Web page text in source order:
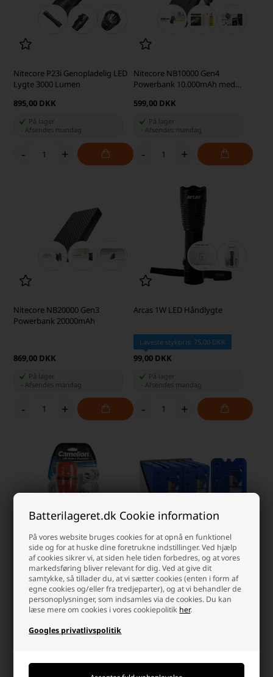
Batterilageret.dk Cookie information
På vores website bruges cookies for at opnå en funktionel
side og for at huske dine foretrukne indstillinger. Ved hjælp
af cookies sikrer vi, at siden hele tiden forbedres, og at vores
markedsføring bliver relevant for dig. Ved at give dit
samtykke, så tillader du, at vi sætter cookies (enten i form af
egne cookies og/eller fra tredjeparter), og at vi behandler de
personoplysninger, som indsamles via de cookies. Du kan
læse mere om cookies i vores cookiepolitik her.
Googles privatlivspolitik
Nitecore P23i Genopladelig LED
Lygte 3000 Lumen
895,00 DKK
På lager
-Afsendes mandag
- +
Nitecore NB10000 Gen4
Powerbank 10.000mAh med
599,00 DKK
På lager
Afsendes mandag
- +
Nitecore NB20000 Gen3
Powerbank 20000mAh
869,00 DKK
På lager
Afsendes mandag
- +
Arcas 1W LED Håndlygte
Laveste stykpris: 75,00 DKK
99,00 DKK
På lager
Afsendes mandag
- +
Gummilygte 1 LED med batterier
Laveste stykpris: 99,00 DKK
109,00 DKK
På lager
+
Køleelement (400g)
Laveste stykpris: 17,50 DKK
25,00 DKK
- +